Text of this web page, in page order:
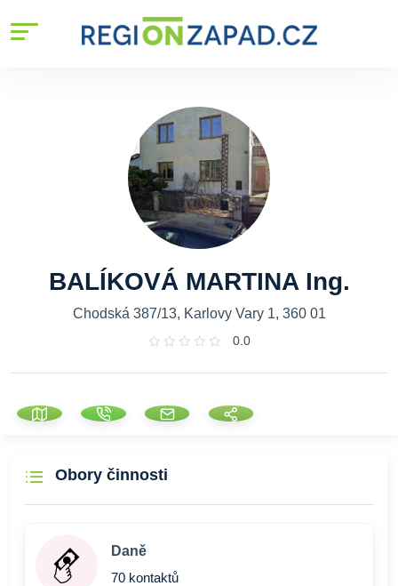
BALÍKOVÁ MARTINA Ing.
Chodská 387/13, Karlovy Vary 1, 360 01
0.0
Obory činnosti
Daně
70 kontaktů